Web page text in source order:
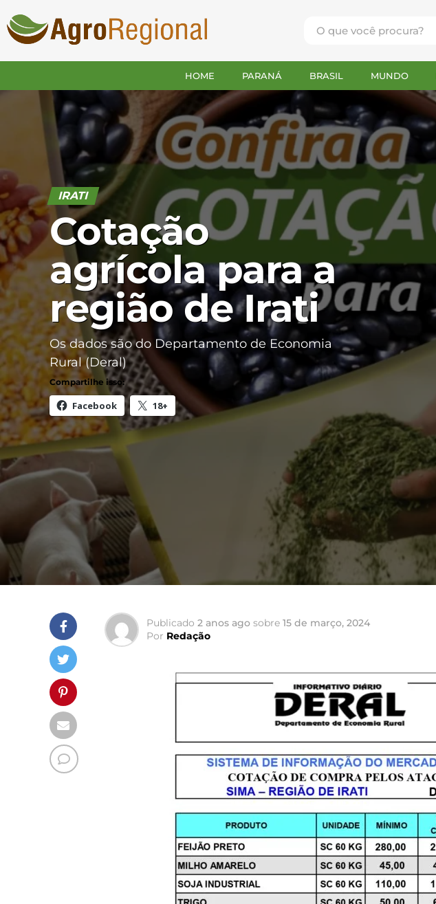
HOME PARANÁ BRASIL MUNDO
IRATI
Cotação
agrícola para a
região de Irati
Os dados são do Departamento de Economia
Rural (Deral)
Compartilhe isso:
Facebook 18+
Publicado 2 anos ago sobre 15 de março, 2024
Por Redação